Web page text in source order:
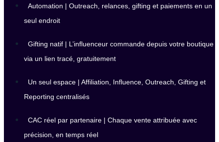
Automation | Outreach, relances, gifting et paiements en un
seul endroit
Gifting natif | L’influenceur commande depuis votre boutique
via un lien tracé, gratuitement
Un seul espace | Affiliation, Influence, Outreach, Gifting et
Reporting centralisés
CAC réel par partenaire | Chaque vente attribuée avec
précision, en temps réel